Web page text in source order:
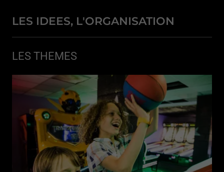
LES IDEES, L'ORGANISATION
LES THEMES